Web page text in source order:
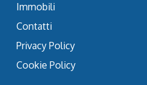
Immobili
Contatti
Privacy Policy
Cookie Policy